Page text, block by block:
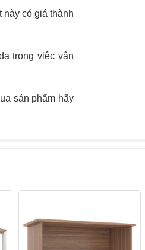
có giá thành
trong việc vận
sản phẩm hãy